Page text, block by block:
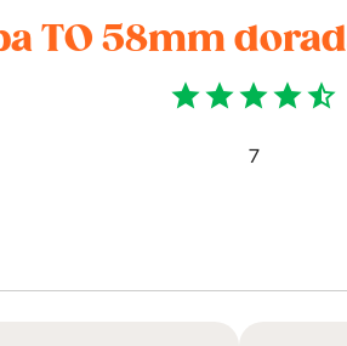
TO 58mm
starstarstarstarstar_half
7